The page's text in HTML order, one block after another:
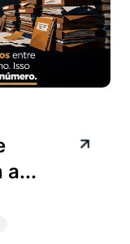
a...